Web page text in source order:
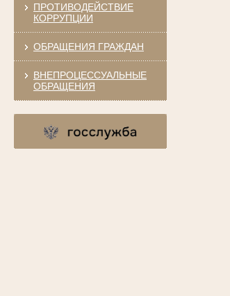
ПРОТИВОДЕЙСТВИЕ
КОРРУПЦИИ
ОБРАЩЕНИЯ ГРАЖДАН
ВНЕПРОЦЕССУАЛЬНЫЕ
ОБРАЩЕНИЯ